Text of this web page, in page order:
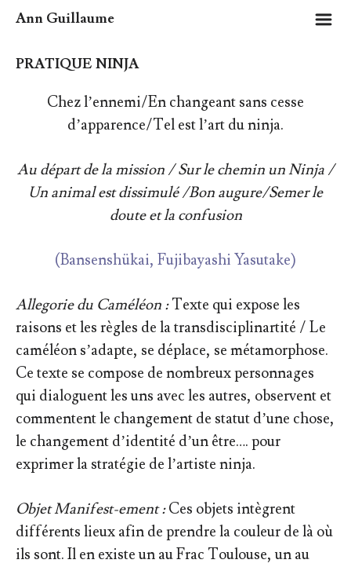
Ann Guillaume m
PRATIQUE NINJA
Chez l’ennemi/En changeant sans cesse
d’apparence/Tel est l’art du ninja.
Au départ de la mission / Sur le chemin un Ninja /
Un animal est dissimulé /Bon augure/Semer le
doute et la confusion
(Bansenshükai, Fujibayashi Yasutake)
Allegorie du Caméléon :Texte qui expose les
raisons et les règles de la transdisciplinartité / Le
caméléon s’adapte, se déplace, se métamorphose.
Ce texte se compose de nombreux personnages
qui dialoguent les uns avec les autres, observent et
commentent le changement de statut d’une chose,
le changement d’identité d’un être…. pour
exprimer la stratégie de l’artiste ninja.
Objet Manifest-ement : Ces objets intègrent
différents lieux afin de prendre la couleur de là où
ils sont. Il en existe un au Frac Toulouse, un au